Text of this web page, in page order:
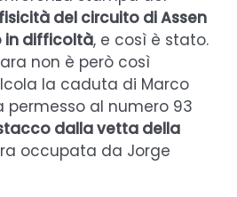
fisicità del circuito di Assen
in difficoltà, e così è stato.
non è però così
la caduta di Marco
permesso al numero 93
dalla vetta della
occupata da Jorge